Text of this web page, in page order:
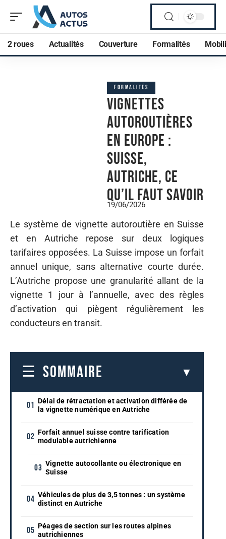
2 roues Actualités Couverture Formalités
FORMALITÉS
Vignettes
autoroutières
en Europe :
Suisse,
Autriche, ce
qu’il faut savoir
19/06/2026
Le système de vignette autoroutière en Suisse
et en Autriche repose sur deux logiques
tarifaires opposées. La Suisse impose un forfait
annuel unique, sans alternative courte durée.
L’Autriche propose une granularité allant de la
vignette 1 jour à l’annuelle, avec des règles
d’activation qui piègent régulièrement les
conducteurs en transit.
SOMMAIRE
Délai de rétractation et activation différée de
la vignette numérique en Autriche
Forfait annuel suisse contre tarification
modulable autrichienne
Vignette autocollante ou électronique en
Suisse
Véhicules de plus de 3,5 tonnes : un système
distinct en Autriche
Péages de section sur les routes alpines
autrichiennes